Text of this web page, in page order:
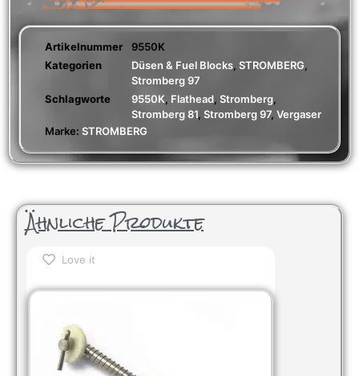
Artikelnummer
9550K
Kategorien
Düsen & Fuel Blocks, STROMBERG,
Stromberg 97
Schlagworte
9550K, Flathead, Stromberg,
Stromberg 81, Stromberg 97, Vergaser
Marke: STROMBERG
Ähnliche Produkte
Love it